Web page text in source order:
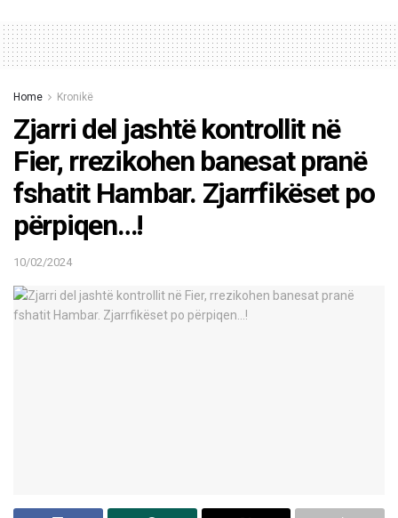
Home Kronikë
Zjarri del jashtë kontrollit në
Fier, rrezikohen banesat pranë
fshatit Hambar. Zjarrfikëset po
përpiqen…!
10/02/2024